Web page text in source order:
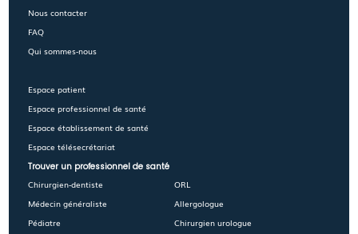
Nous contacter
FAQ
Qui sommes-nous
Espace patient
Espace professionnel de santé
Espace établissement de santé
Espace télésecrétariat
Trouver un professionnel de santé
Chirurgien-dentiste
Médecin généraliste
Pédiatre
ORL
Allergologue
Chirurgien urologue